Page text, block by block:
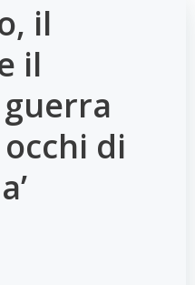
il
il
guerra
di